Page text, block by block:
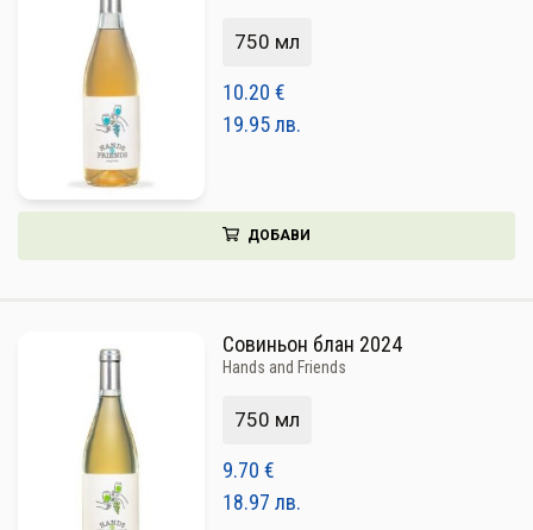
750 мл
10.20 €
19.95 лв.
ДОБАВИ
Совиньон блан 2024
Hands and Friends
750 мл
9.70 €
18.97 лв.